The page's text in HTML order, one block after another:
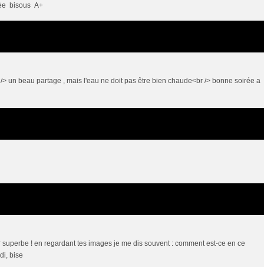
bisous A+
un beau partage , mais l'eau ne doit pas être bien chaude<br /> bonne soirée a
! en regardant tes images je me dis souvent : comment est-ce en ce
bise